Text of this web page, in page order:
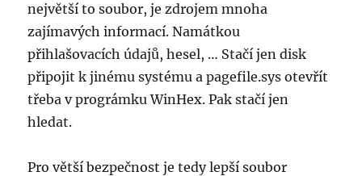
největší to soubor, je zdrojem mnoha
zajímavých informací. Namátkou
přihlašovacích údajů, hesel, … Stačí jen disk
připojit k jinému systému a pagefile.sys otevřít
třeba v prográmku WinHex. Pak stačí jen
hledat.
Pro větší bezpečnost je tedy lepší soubor